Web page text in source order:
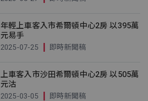
年輕上車客入市希爾頓中心2房 以395萬
元易手
2025-07-25 即時新聞稿
上車客入市沙田希爾頓中心2房 以505萬
元沽
2025-03-05 即時新聞稿